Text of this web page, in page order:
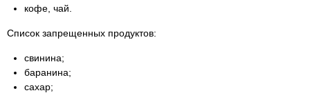
кофе, чай.
Список запрещенных продуктов:
свинина;
баранина;
сахар;